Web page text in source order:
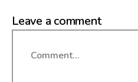
Leave a comment